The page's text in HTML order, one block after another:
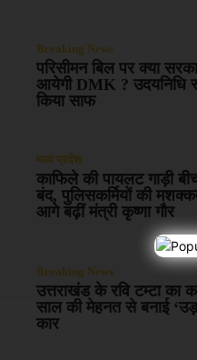
Breaking News
परिसीमन बिल पर क्या
आयेगी DMK ? उदयनिधि
किया साफ
मध्य प्रदेश
काफिले की पायलट गाड़ी
बंद, पुलिसकर्मियों की
आगे बढ़ीं मंत्री कृष्णा गौर
Breaking News
उत्तराखंड के रवि टम्टा का
साल की मेहनत से बनाई
कार